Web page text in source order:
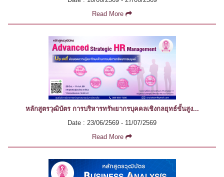
Read More
หลักสูตรวุฒิบัตร การบริหารทรัพยากรบุคคลเชิงกลยุทธ์ขั้นสูง...
Date : 23/06/2569 - 11/07/2569
Read More